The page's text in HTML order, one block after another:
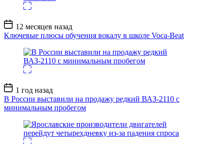
Дата
записи
12 месяцев назад
Ключевые плюсы обучения вокалу в школе Voca-Beat
Дата
записи
1 год назад
В России выставили на продажу редкий ВАЗ-2110 с
минимальным пробегом